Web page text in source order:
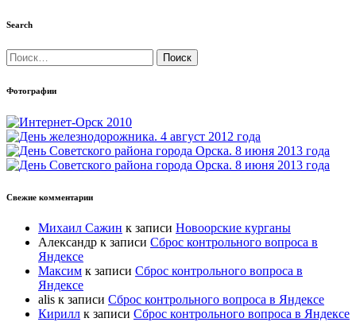
Search
Найти:
Фотографии
Свежие комментарии
Михаил Сажин к записи Новоорские курганы
Александр к записи Сброс контрольного вопроса в
Яндексе
Максим к записи Сброс контрольного вопроса в
Яндексе
alis к записи Сброс контрольного вопроса в Яндексе
Кирилл к записи Сброс контрольного вопроса в Яндексе